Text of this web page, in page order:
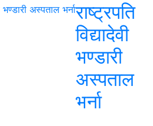
राष्ट्रपति
विद्यादेवी
भण्डारी
अस्पताल
भर्ना